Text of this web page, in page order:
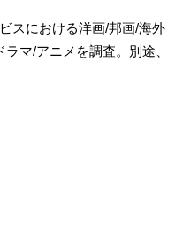
スにおける洋画/邦画/海外
マ/アニメを調査。別途、